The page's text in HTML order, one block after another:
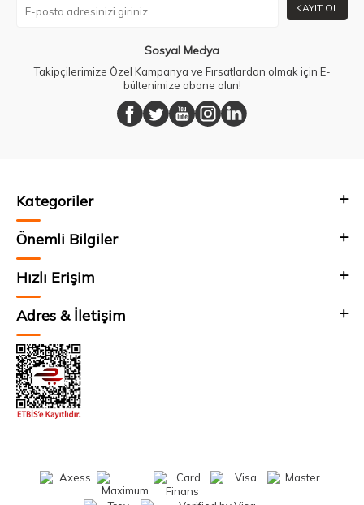
KAYIT OL
Sosyal Medya
Takipçilerimize Özel Kampanya ve Fırsatlardan olmak için E-
bültenimize abone olun!
Kategoriler
Önemli Bilgiler
Hızlı Erişim
Adres & İletişim